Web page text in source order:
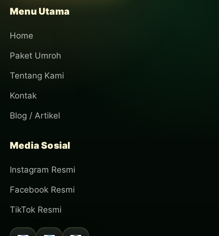
Menu Utama
Home
Paket Umroh
Tentang Kami
Kontak
Blog / Artikel
Media Sosial
Instagram Resmi
Facebook Resmi
TikTok Resmi